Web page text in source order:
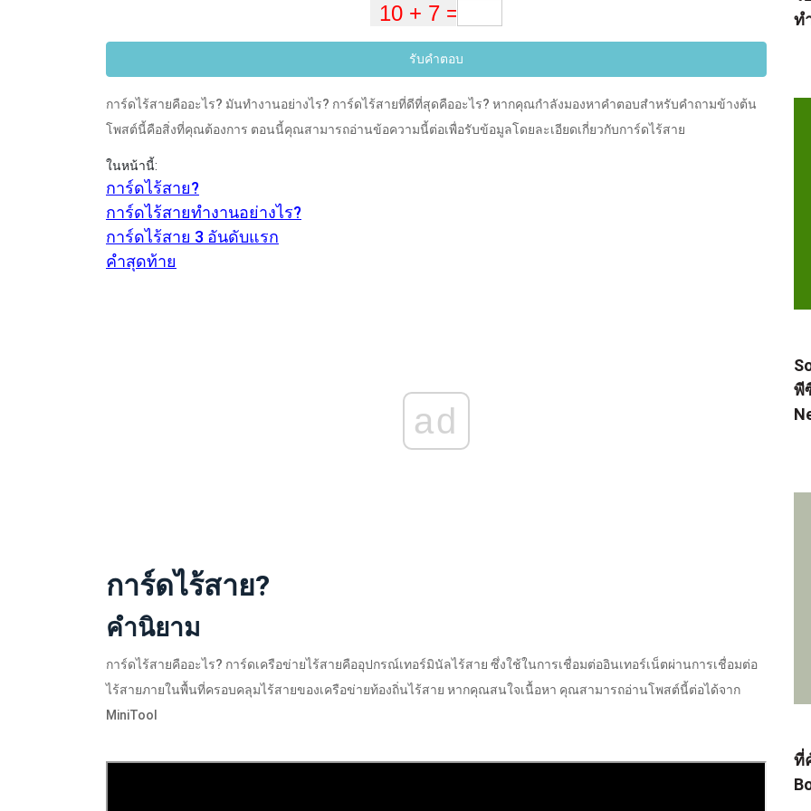
รับคำตอบ
การ์ดไร้สายคืออะไร? มันทำงานอย่างไร? การ์ดไร้สายที่ดีที่สุดคืออะไร? หากคุณกำลังมองหาคำตอบสำหรับคำถามข้างต้น
โพสต์นี้คือสิ่งที่คุณต้องการ ตอนนี้คุณสามารถอ่านข้อความนี้ต่อเพื่อรับข้อมูลโดยละเอียดเกี่ยวกับการ์ดไร้สาย
ในหน้านี้:
การ์ดไร้สาย?
การ์ดไร้สายทำงานอย่างไร?
การ์ดไร้สาย 3 อันดับแรก
คำสุดท้าย
ad
การ์ดไร้สาย?
คำนิยาม
การ์ดไร้สายคืออะไร? การ์ดเครือข่ายไร้สายคืออุปกรณ์เทอร์มินัลไร้สาย ซึ่งใช้ในการเชื่อมต่ออินเทอร์เน็ตผ่านการเชื่อมต่อ
ไร้สายภายในพื้นที่ครอบคลุมไร้สายของเครือข่ายท้องถิ่นไร้สาย หากคุณสนใจเนื้อหา คุณสามารถอ่านโพสต์นี้ต่อได้จาก
MiniTool
ท
พี
ที่